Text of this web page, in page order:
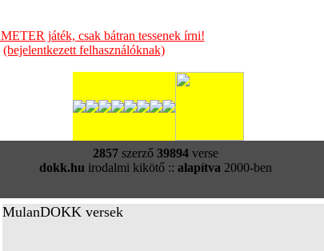
játék, csak bátran tessenek írni!
(bejelentkezett felhasználóknak)
2857szerző 39894verse
dokk.hu irodalmi kikötő :: alapítva 2000-ben
MulanDOKK versek